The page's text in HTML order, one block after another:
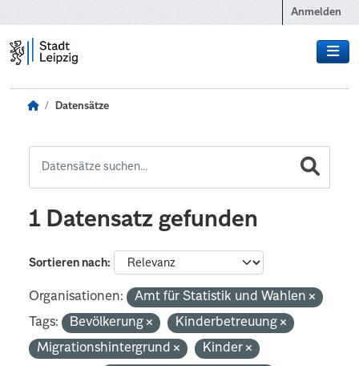
Anmelden
Datensätze
1 Datensatz gefunden
Sortieren nach
Organisationen:
Amt für Statistik und Wahlen
Tags:
Bevölkerung
Kinderbetreuung
Migrationshintergrund
Kinder